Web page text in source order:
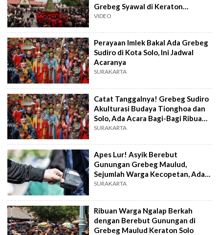
Grebeg Syawal di Keraton
Yogyakarta
VIDEO
Perayaan Imlek Bakal Ada Grebeg
Sudiro di Kota Solo, Ini Jadwal
Acaranya
SURAKARTA
Catat Tanggalnya! Grebeg Sudiro
Akulturasi Budaya Tionghoa dan
Solo, Ada Acara Bagi-Bagi Ribuan
Kue Keranjang
SURAKARTA
Apes Lur! Asyik Berebut
Gunungan Grebeg Maulud,
Sejumlah Warga Kecopetan, Ada
yang Kehilangan Ponsel
SURAKARTA
Ribuan Warga Ngalap Berkah
dengan Berebut Gunungan di
Grebeg Maulud Keraton Solo